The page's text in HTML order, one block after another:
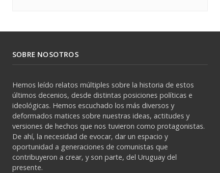
SOBRE NOSOTROS
Hemos leído relatos múltiples sobre la historia de estos
últimos decenios, desde distintas posiciones políticas e
ideológicas. Hemos escuchado los más diversos y
deformados matices sobre nuestras ideas, actitudes y
versiones de hechos que nos tuvieron como protagonistas.
De ahí, la necesidad de evocar, dar un espacio y
oportunidad a generaciones de comunistas que
contribuyeron a crear, y son parte, del Uruguay del
presente.